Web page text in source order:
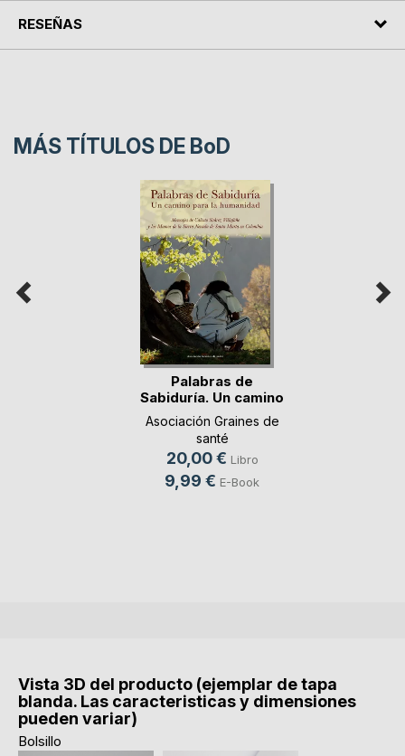
RESEÑAS
MÁS TÍTULOS DE BoD
Palabras de
Sabiduría. Un camino
p(...)
Asociación Graines de
santé
20,00 € Libro
9,99 € E-Book
Vista 3D del producto (ejemplar de tapa
blanda. Las caracteristicas y dimensiones
pueden variar)
Bolsillo